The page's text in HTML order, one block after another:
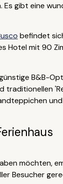
Es gibt eine
befindet
Hotel mit 90
B&B-
traditionellen
möchten,
Besucher